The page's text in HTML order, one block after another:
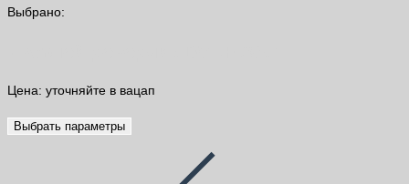
Выбрано:
Цена: уточняйте в вацап
Выбрать параметры